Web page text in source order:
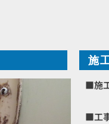
施
■施
■工